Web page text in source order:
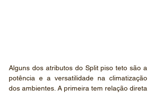
Alguns dos atributos do Split piso teto são a
potência e a versatilidade na climatização
dos ambientes. A primeira tem relação direta